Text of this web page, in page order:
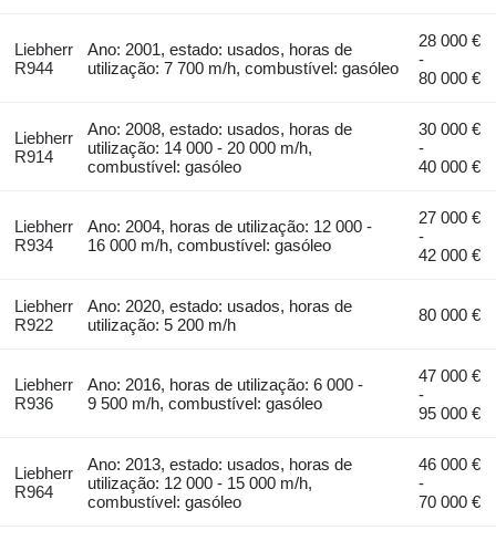
Liebherr
R944
Ano: 2001, estado: usados, horas de
utilização: 7 700 m/h, combustível: gasóleo
28 000 €
-
80 000 €
Liebherr
R914
Ano: 2008, estado: usados, horas de
utilização: 14 000 - 20 000 m/h,
combustível: gasóleo
30 000 €
-
40 000 €
Liebherr
R934
Ano: 2004, horas de utilização: 12 000 -
16 000 m/h, combustível: gasóleo
27 000 €
-
42 000 €
Liebherr
R922
Ano: 2020, estado: usados, horas de
utilização: 5 200 m/h
80 000 €
Liebherr
R936
Ano: 2016, horas de utilização: 6 000 -
9 500 m/h, combustível: gasóleo
47 000 €
-
95 000 €
Liebherr
R964
Ano: 2013, estado: usados, horas de
utilização: 12 000 - 15 000 m/h,
combustível: gasóleo
46 000 €
-
70 000 €